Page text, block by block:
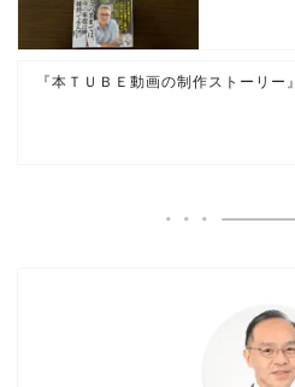
『本ＴＵＢＥ動画の制作ストーリー』